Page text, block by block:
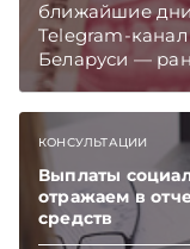
ближайшие
Беларуси —
TelegramViber
КОНСУЛЬТАЦИИ
Выплаты
отражаем в
средств